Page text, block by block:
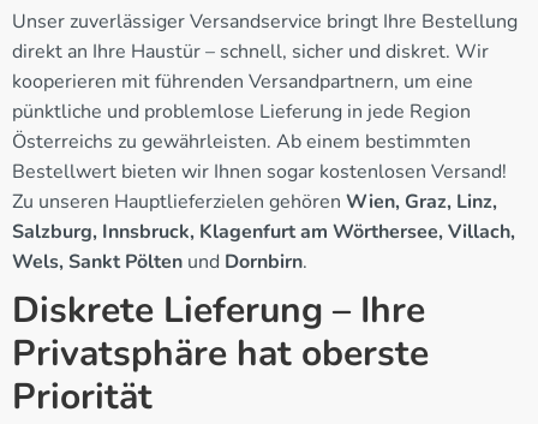
Unser zuverlässiger Versandservice bringt Ihre Bestellung
direkt an Ihre Haustür – schnell, sicher und diskret. Wir
kooperieren mit führenden Versandpartnern, um eine
pünktliche und problemlose Lieferung in jede Region
Österreichs zu gewährleisten. Ab einem bestimmten
Bestellwert bieten wir Ihnen sogar kostenlosen Versand!
Zu unseren Hauptlieferzielen gehören Wien, Graz, Linz,
Salzburg, Innsbruck, Klagenfurt am Wörthersee, Villach,
Wels, Sankt Pölten und Dornbirn.
Diskrete Lieferung – Ihre
Privatsphäre hat oberste
Priorität